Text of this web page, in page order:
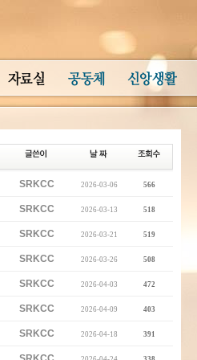
SRKCC 2026-03-06 566
SRKCC 2026-03-13 518
SRKCC 2026-03-21 519
SRKCC 2026-03-26 508
SRKCC 2026-04-03 472
SRKCC 2026-04-09 403
SRKCC 2026-04-18 391